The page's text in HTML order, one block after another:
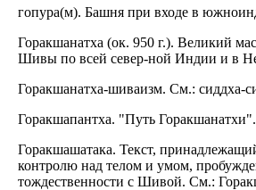
гопура(м). Башня при входе в
Горакшанатха (ок. 950 г.). Великий
Шивы по всей север-ной Индии и в
Горакшанатха-шиваизм. См.: сиддха-
Горакшапантха. "Путь
Горакшашатака. Текст,
контролю над телом и умом,
тождественности с Шивой. См.: